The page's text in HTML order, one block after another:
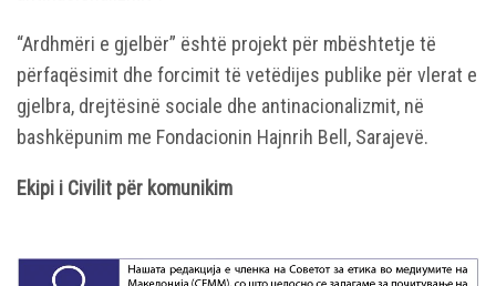
“Ardhmëri e gjelbër” është projekt për mbështetje të
përfaqësimit dhe forcimit të vetëdijes publike për vlerat e
gjelbra, drejtësinë sociale dhe antinacionalizmit, në
bashkëpunim me Fondacionin Hajnrih Bell, Sarajevë.
Ekipi i Civilit për komunikim